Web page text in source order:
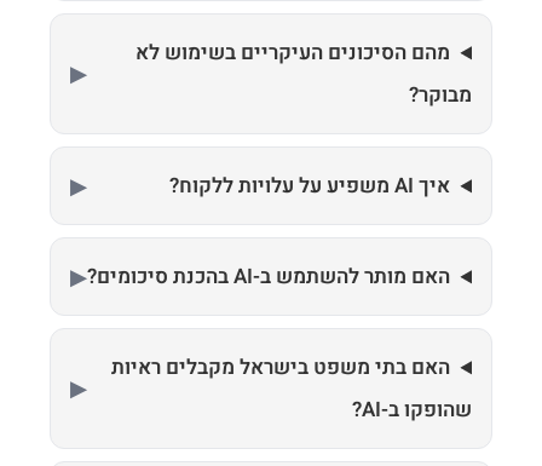
מהם הסיכונים העיקריים בשימוש לא
מבוקר?
איך AI משפיע על עלויות ללקוח?
האם מותר להשתמש ב-AI בהכנת סיכומים?
האם בתי משפט בישראל מקבלים ראיות
שהופקו ב-AI?